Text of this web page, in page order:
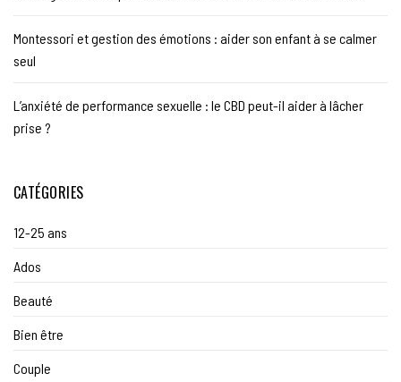
Montessori et gestion des émotions : aider son enfant à se calmer
seul
L’anxiété de performance sexuelle : le CBD peut-il aider à lâcher
prise ?
CATÉGORIES
12-25 ans
Ados
Beauté
Bien être
Couple